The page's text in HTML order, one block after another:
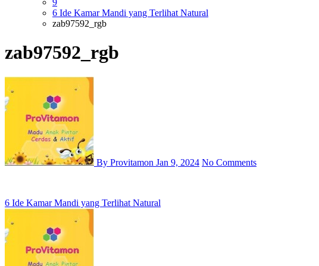
6 Ide Kamar Mandi yang Terlihat Natural
zab97592_rgb
zab97592_rgb
By Provitamon Jan 9, 2024 No Comments
Post
navigation
6 Ide Kamar Mandi yang Terlihat Natural